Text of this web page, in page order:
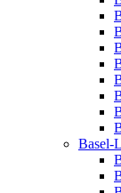
Basel-